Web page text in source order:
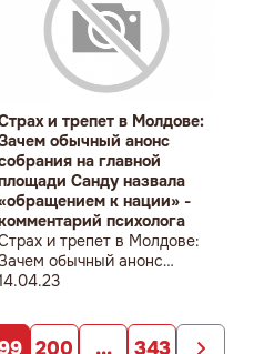
и трепет в Молдове:
обычный анонс
на главной
Санду назвала
к нации» -
психолога
и трепет в Молдове:
обычный анонс
на главной
к нации» -
психолога
200 ... 343